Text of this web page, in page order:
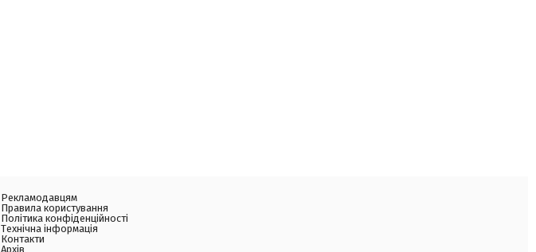
Рекламодавцям
Правила користування
Політика конфіденційності
Технічна інформація
Контакти
Архів